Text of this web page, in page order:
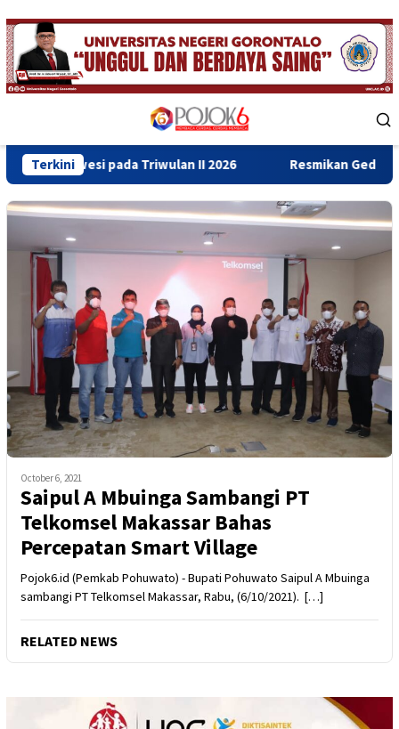
Skip
to
content
Menu
Terkini
pada Triwulan II 2026 Resmikan Gedung Baru
October 6, 2021
Saipul A Mbuinga Sambangi PT
Telkomsel Makassar Bahas
Percepatan Smart Village
Pojok6.id (Pemkab Pohuwato) - Bupati Pohuwato Saipul A Mbuinga
sambangi PT Telkomsel Makassar, Rabu, (6/10/2021). […]
RELATED NEWS